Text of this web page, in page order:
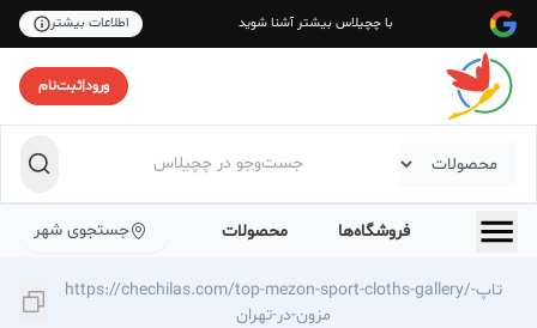
با چچیلاس بیشتر آشنا شوید اطلاعات بیشتر
ورود|ثبت‌نام
فروشگاه‌ها محصولات جستجوی شهر
https://chechilas.com/top-mezon-sport-cloths-gallery/تاپ-
مزون-در-تهران